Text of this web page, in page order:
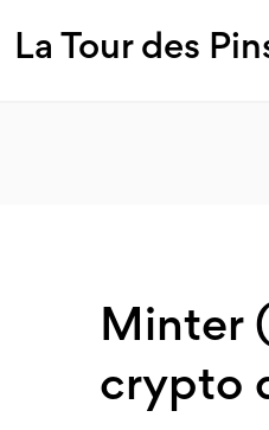
La Tour des
Minter
crypto